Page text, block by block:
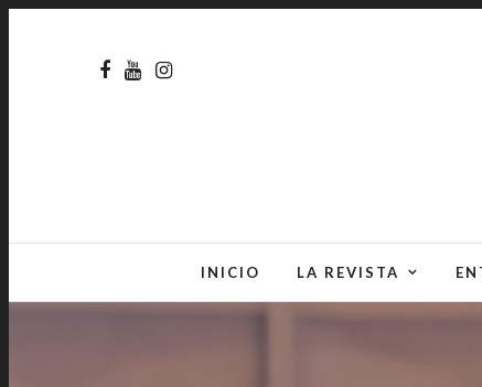
INICIO LA REVISTA